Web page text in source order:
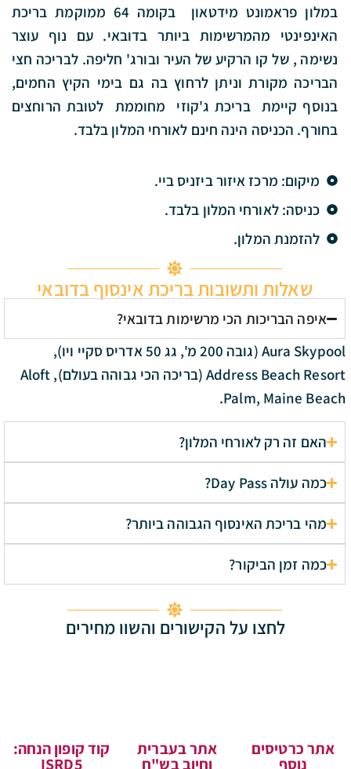
במלון פראמונט מידטאון בקומה 64 ממוקמת בריכת
האינפינטי מהמרשימות ביותר בדובאי. עם נוף עוצר
נשימה , של קו הרקיע של העיר ובורג' חליפה. לבריכה חצי
הבריכה מקורת וניתן לרחוץ בה גם בימי הקיץ החמים,
בנוסף קיימת בריכת ג'קוזי מחוממת לטובת הרוחצים
בחורף. הכניסה הינה חינם לאורחי המלון בלבד.
מיקום: מרכז איזור ביזניס ביי.
כניסה: לאורחי המלון בלבד.
להזמנת המלון.
שאלות ותשובות בריכת אינסוף בדובאי
איפה הבריכות הכי מרשימות בדובאי?
Aura Skypool (גובה 200 מ', גג 50 אדריס סקיי ויו),
Address Beach Resort (בריכה הכי גבוהה בעולם), Aloft
Palm, Maine Beach.
האם זה רק לאורחי המלון?
כמה עולה Day Pass?
מהי בריכת האינסוף הגבוהה ביותר?
כמה זמן הביקור?
לחצו על הקישורים והשוו מחירים
אתר כרטיסים
נוסף
אתר בעברית
וחיוב בש"ח
קוד קופון הנחה:
ISRD5